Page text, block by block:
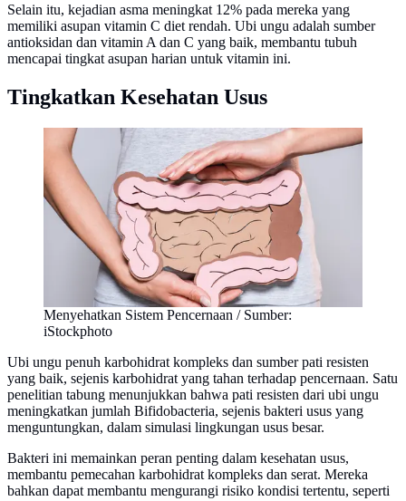
Selain itu, kejadian asma meningkat 12% pada mereka yang
memiliki asupan vitamin C diet rendah. Ubi ungu adalah sumber
antioksidan dan vitamin A dan C yang baik, membantu tubuh
mencapai tingkat asupan harian untuk vitamin ini.
Tingkatkan Kesehatan Usus
Menyehatkan Sistem Pencernaan / Sumber:
iStockphoto
Ubi ungu penuh karbohidrat kompleks dan sumber pati resisten
yang baik, sejenis karbohidrat yang tahan terhadap pencernaan. Satu
penelitian tabung menunjukkan bahwa pati resisten dari ubi ungu
meningkatkan jumlah Bifidobacteria, sejenis bakteri usus yang
menguntungkan, dalam simulasi lingkungan usus besar.
Bakteri ini memainkan peran penting dalam kesehatan usus,
membantu pemecahan karbohidrat kompleks dan serat. Mereka
bahkan dapat membantu mengurangi risiko kondisi tertentu, seperti